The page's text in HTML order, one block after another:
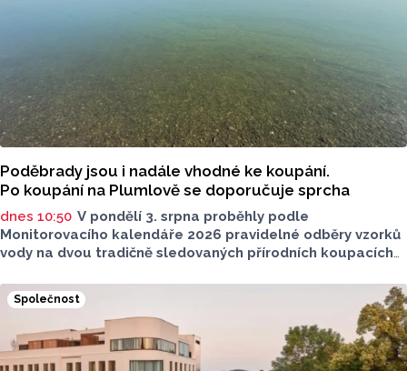
Poděbrady jsou i nadále vhodné ke koupání.
Po koupání na Plumlově se doporučuje sprcha
dnes 10:50 V pondělí 3. srpna proběhly podle
Monitorovacího kalendáře 2026 pravidelné odběry vzorků
vody na dvou tradičně sledovaných přírodních koupacích
(VN Plumlov) a v Koupací oblasti Poděbrady (KO
Poděbrady). Monitoring byl proveden Krajskou
hygienickou stanicí Olomouckého kraje (KHS)
ve spolupráci se Zdravotním ústavem se sídlem v Ostravě,
Centrem hygienických laboratoří v Olomouci.
Společnost